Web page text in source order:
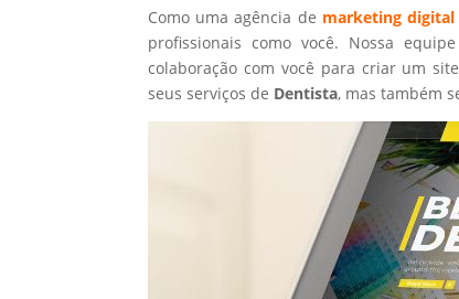
Como uma agência de marketing digital
profissionais como você. Nossa
colaboração com você para criar um
seus serviços de Dentista, mas também